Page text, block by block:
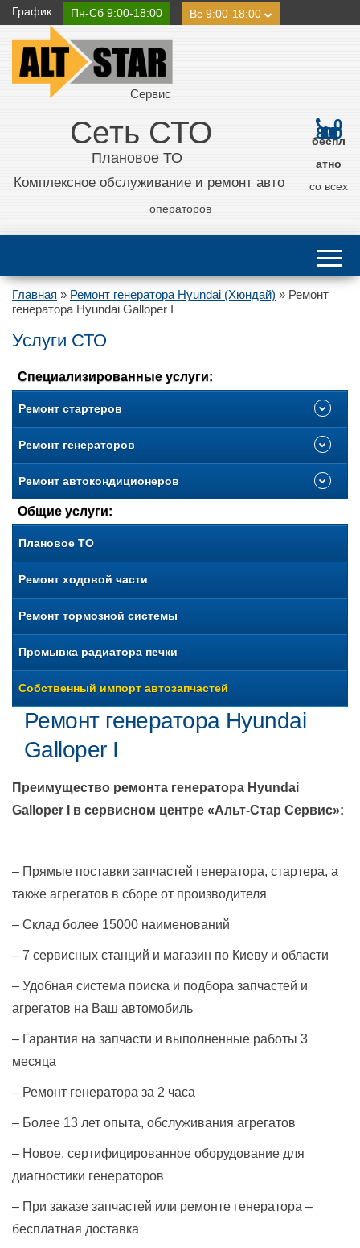
График Пн-Сб 9:00-18:00 Вс 9:00-18:00
Сервис
Сеть СТО
Плановое ТО
Комплексное обслуживание и ремонт авто
0
800 21 11 50
беспл
атно
со всех
операторов
Главная » Ремонт генератора Hyundai (Хюндай) » Ремонт
генератора Hyundai Galloper I
Услуги СТО
Специализированные услуги:
Ремонт стартеров
Ремонт генераторов
Ремонт автокондиционеров
Общие услуги:
Плановое ТО
Ремонт ходовой части
Ремонт тормозной системы
Промывка радиатора печки
Собственный импорт автозапчастей
Ремонт генератора Hyundai
Galloper I
Преимущество ремонта генератора Hyundai
Galloper I
в сервисном центре «Альт-Стар Сервис»:
– Прямые поставки запчастей генератора, стартера, а
также агрегатов в сборе от производителя
– Склад более 15000 наименований
– 7 сервисных станций и магазин по Киеву и области
– Удобная система поиска и подбора запчастей и
агрегатов на Ваш автомобиль
– Гарантия на запчасти и выполненные работы 3
месяца
– Ремонт генератора за 2 часа
– Более 13 лет опыта, обслуживания агрегатов
– Новое, сертифицированное оборудование для
диагностики генераторов
– При заказе запчастей или ремонте генератора –
бесплатная доставка